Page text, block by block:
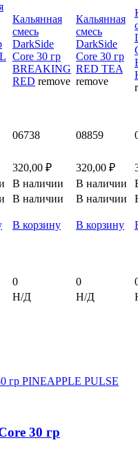
Кальянная
смесь
DarkSide
Core 30 гр
BREAKING
RED remove
Кальянная
смесь
DarkSide
Core 30 гр
RED TEA
remove
06738 08859
320,00 ₽ 320,00 ₽
В наличии В наличии
В наличии В наличии
В корзину В корзину
0 0
Н/Д Н/Д
30 гр